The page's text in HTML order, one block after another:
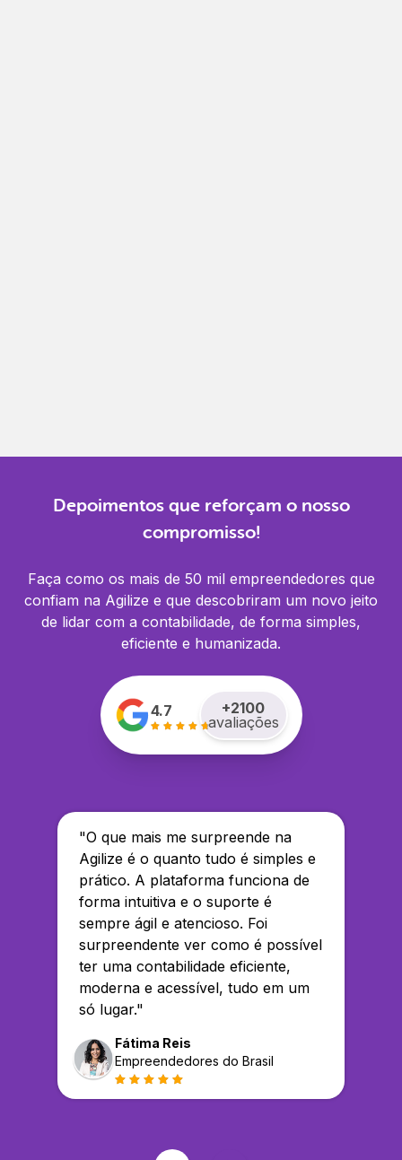
Depoimentos que reforçam o nosso
compromisso!
Faça como os mais de 50 mil empreendedores que
confiam na Agilize e que descobriram um novo jeito
de lidar com a contabilidade, de forma simples,
eficiente e humanizada.
4.7 +2100
avaliações
"O que mais me surpreende na
Agilize é o quanto tudo é simples e
prático. A plataforma funciona de
forma intuitiva e o suporte é
sempre ágil e atencioso. Foi
surpreendente ver como é possível
ter uma contabilidade eficiente,
moderna e acessível, tudo em um
só lugar."
Fátima Reis
Empreendedores do Brasil